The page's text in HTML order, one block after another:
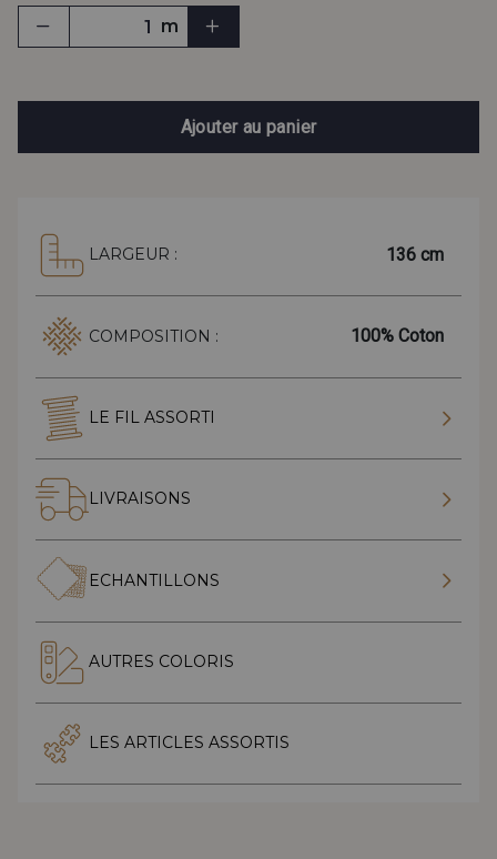
m
Ajouter au panier
LARGEUR : 136 cm
COMPOSITION : 100% Coton
LE FIL ASSORTI
LIVRAISONS
ECHANTILLONS
AUTRES COLORIS
LES ARTICLES ASSORTIS